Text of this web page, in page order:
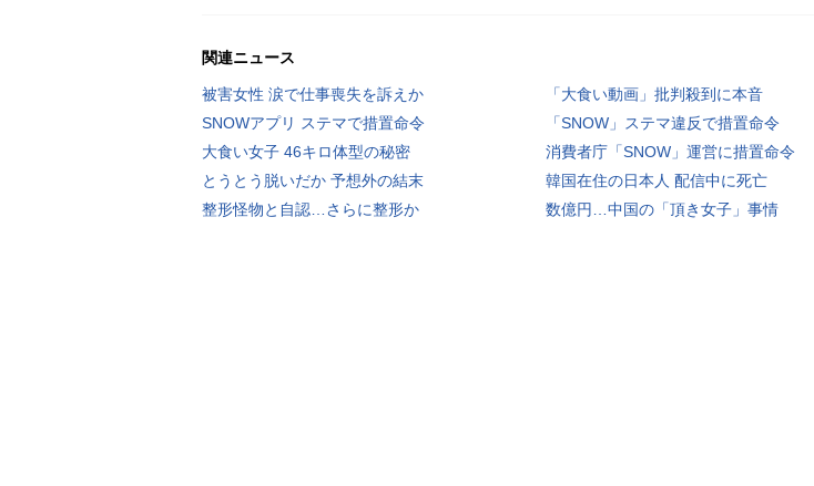
関連ニュース
被害女性 涙で仕事喪失を訴えか
「大食い動画」批判殺到に本音
SNOWアプリ ステマで措置命令
「SNOW」ステマ違反で措置命令
大食い女子 46キロ体型の秘密
消費者庁「SNOW」運営に措置命令
とうとう脱いだか 予想外の結末
韓国在住の日本人 配信中に死亡
整形怪物と自認…さらに整形か
数億円…中国の「頂き女子」事情